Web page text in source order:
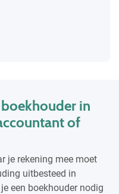
in
of
je rekening mee moet
uitbesteed in
een boekhouder nodig